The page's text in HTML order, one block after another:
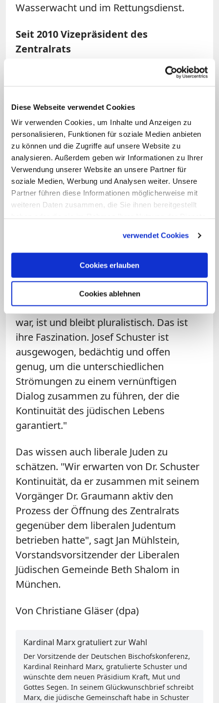
Diese Webseite verwendet Cookies
Wir verwenden Cookies, um Inhalte und Anzeigen zu
personalisieren, Funktionen für soziale Medien anbieten
zu können und die Zugriffe auf unsere Website zu
analysieren. Außerdem geben wir Informationen zu Ihrer
Verwendung unserer Website an unsere Partner für
soziale Medien, Werbung und Analysen weiter. Unsere
Partner führen diese Informationen möglicherweise mit
weiteren Daten zusammen, die Sie ihnen bereitgestellt
verwendet Cookies
Cookies erlauben
Cookies ablehnen
Wasserwacht und im Rettungsdienst.
Seit 2010 Vizepräsident des
Zentralrats
Dass sich mit dem Vorrücken an die
Juden dennoch einiges in seinem Alltag
verändern wird, ist ihm bewusst. "Ich
denke, ich werde gerade auf bayerischer
Ebene versuchen, noch mehr zu
delegieren", sagt Schuster, der Präsident
des Landesverbandes der Israelitischen
Kultusgemeinden in Bayern und
Vorsitzender der Kultusgemeinde in
Schuster ist ein sehr bedächtiger Mann,
der seine Schritte immer abwägt", sagt
der deutsch-jüdische Historiker Michael
Wolffsohn. "Die jüdische Gemeinschaft
war, ist und bleibt pluralistisch. Das ist
ihre Faszination. Josef Schuster ist
ausgewogen, bedächtig und offen
genug, um die unterschiedlichen
Strömungen zu einem vernünftigen
Dialog zusammen zu führen, der die
Kontinuität des jüdischen Lebens
garantiert."
Das wissen auch liberale Juden zu
schätzen. "Wir erwarten von Dr. Schuster
Kontinuität, da er zusammen mit seinem
Vorgänger Dr. Graumann aktiv den
Prozess der Öffnung des Zentralrats
gegenüber dem liberalen Judentum
betrieben hatte", sagt Jan Mühlstein,
Vorstandsvorsitzender der Liberalen
Jüdischen Gemeinde Beth Shalom in
München.
Von Christiane Gläser (dpa)
Kardinal Marx gratuliert zur Wahl
Der Vorsitzende der Deutschen Bischofskonferenz,
Kardinal Reinhard Marx, gratulierte Schuster und
wünschte dem neuen Präsidium Kraft, Mut und
Gottes Segen. In seinem Glückwunschbrief schreibt
Marx, die jüdische Gemeinschaft habe in Schuster